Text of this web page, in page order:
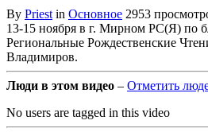
By Priest in Основное 2953
13-15 ноября в г. Мирном РС(Я) по
Региональные Рождественские
Владимиров.
Люди в этом видео – Отметить
No users are tagged in this video